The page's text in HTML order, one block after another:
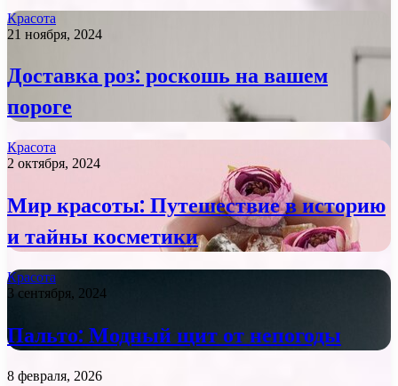
Красота
21 ноября, 2024
Доставка роз: роскошь на вашем
пороге
Красота
2 октября, 2024
Мир красоты: Путешествие в историю
и тайны косметики
Красота
3 сентября, 2024
Пальто: Модный щит от непогоды
8 февраля, 2026